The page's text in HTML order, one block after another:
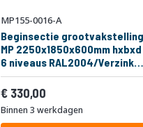
MP155-0016-A
Beginsectie grootvakstelling
MP 2250x1850x600mm hxbxd
6 niveaus RAL2004/Verzinkt
400kg
Vanaf
330,00
Binnen 3 werkdagen